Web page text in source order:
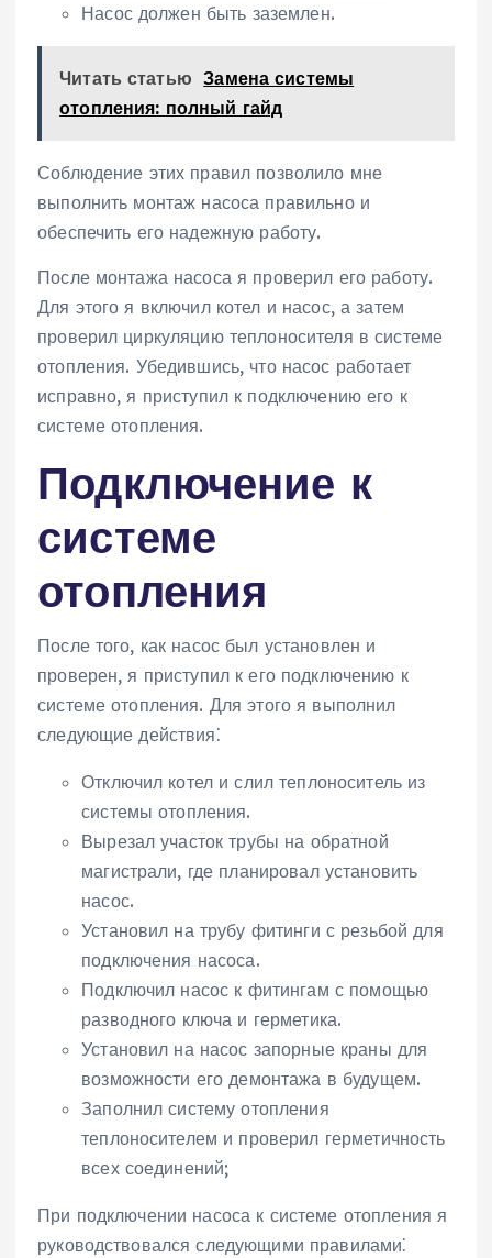
Насос должен быть заземлен.
Читать статью Замена системы
отопления: полный гайд
Соблюдение этих правил позволило мне
выполнить монтаж насоса правильно и
обеспечить его надежную работу.
После монтажа насоса я проверил его работу.
Для этого я включил котел и насос, а затем
проверил циркуляцию теплоносителя в системе
отопления. Убедившись, что насос работает
исправно, я приступил к подключению его к
системе отопления.
Подключение к
системе
отопления
После того, как насос был установлен и
проверен, я приступил к его подключению к
системе отопления. Для этого я выполнил
следующие действия⁚
Отключил котел и слил теплоноситель из
системы отопления.
Вырезал участок трубы на обратной
магистрали, где планировал установить
насос.
Установил на трубу фитинги с резьбой для
подключения насоса.
Подключил насос к фитингам с помощью
разводного ключа и герметика.
Установил на насос запорные краны для
возможности его демонтажа в будущем.
Заполнил систему отопления
теплоносителем и проверил герметичность
всех соединений;
При подключении насоса к системе отопления я
руководствовался следующими правилами⁚